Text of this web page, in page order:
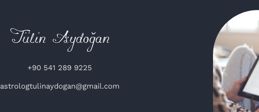
+90 541 289 9225
astrologtulinaydogan@gmail.com